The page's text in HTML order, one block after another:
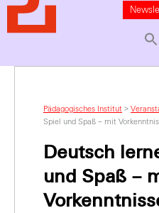
Pädagogisches Institut >
Spiel und Spaß – mit
Deutsch
und Spaß –